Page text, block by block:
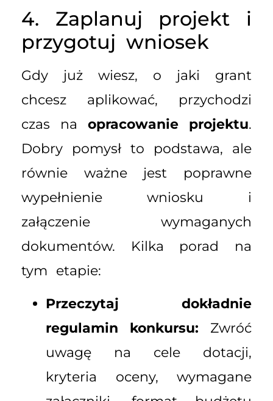
4. Zaplanuj projekt i
przygotuj wniosek
Gdy już wiesz, o jaki grant
chcesz aplikować, przychodzi
czas na opracowanie projektu.
Dobry pomysł to podstawa, ale
równie ważne jest poprawne
wypełnienie wniosku i
załączenie wymaganych
dokumentów. Kilka porad na
tym etapie:
Przeczytaj dokładnie
regulamin konkursu: Zwróć
uwagę na cele dotacji,
kryteria oceny, wymagane